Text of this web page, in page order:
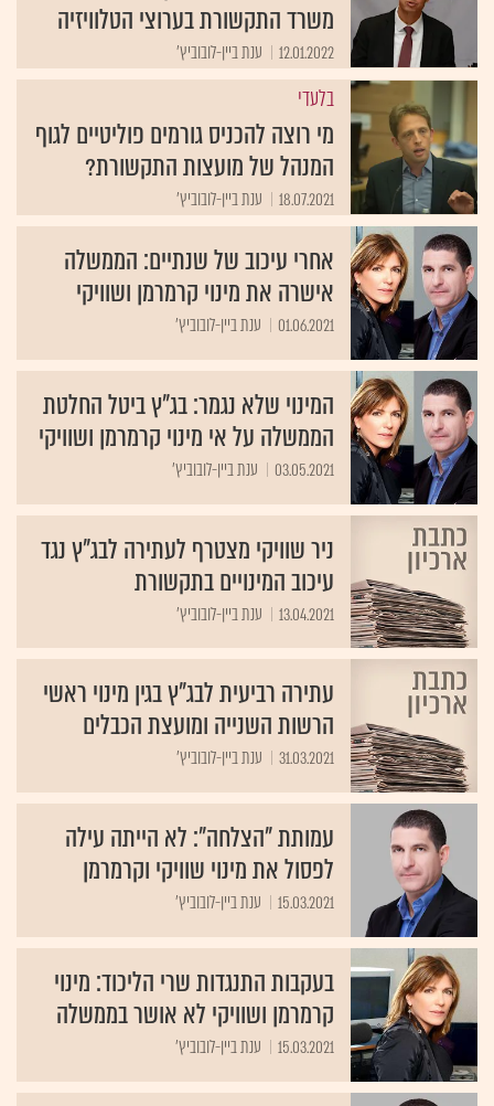
משרד התקשורת בערוצי הטלוויזיה
12.01.2022 ענת ביין-לובוביץ'
בלעדי
מי רוצה להכניס גורמים פוליטיים לגוף
המנהל של מועצות התקשורת?
18.07.2021 ענת ביין-לובוביץ'
אחרי עיכוב של שנתיים: הממשלה
אישרה את מינוי קרמרמן ושוויקי
01.06.2021 ענת ביין-לובוביץ'
המינוי שלא נגמר: בג"ץ ביטל החלטת
הממשלה על אי מינוי קרמרמן ושוויקי
03.05.2021 ענת ביין-לובוביץ'
ניר שוויקי מצטרף לעתירה לבג"ץ נגד
עיכוב המינויים בתקשורת
13.04.2021 ענת ביין-לובוביץ'
עתירה רביעית לבג"ץ בגין מינוי ראשי
הרשות השנייה ומועצת הכבלים
31.03.2021 ענת ביין-לובוביץ'
עמותת "הצלחה": לא הייתה עילה
לפסול את מינוי שוויקי וקרמרמן
15.03.2021 ענת ביין-לובוביץ'
בעקבות התנגדות שרי הליכוד: מינוי
קרמרמן ושוויקי לא אושר בממשלה
15.03.2021 ענת ביין-לובוביץ'